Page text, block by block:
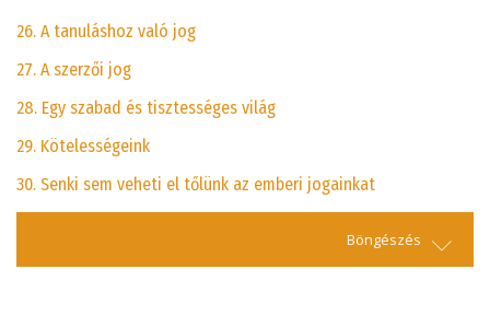
26. A tanuláshoz való jog
27. A szerzői jog
28. Egy szabad és tisztességes világ
29. Kötelességeink
30. Senki sem veheti el tőlünk az emberi jogainkat
Böngészés